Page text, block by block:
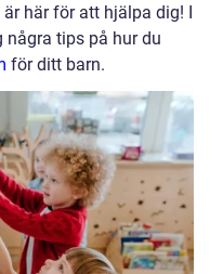
här för att hjälpa dig! I
några tips på hur du
för ditt barn.